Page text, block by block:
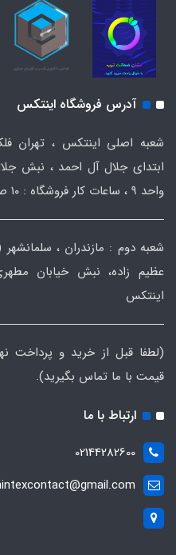
آدرس فروشگاه اینتکس
شعبه اصلی اینتکس ، تهران
واحد ۹ ، ساعات کار فروشگاه : ۱۰ صبح تا ۹ شب.
عظیم زاده، نبش خیابان
اینتکس
(لطفا قبل از خرید و پرداخت
قیمت با ما تماس بگیرید).
ارتباط با ما
02144282600